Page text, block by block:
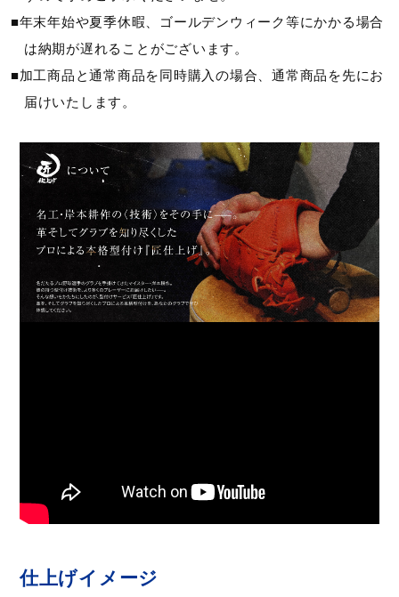
■年末年始や夏季休暇、ゴールデンウィーク等にかかる場合
は納期が遅れることがございます。
■加工商品と通常商品を同時購入の場合、通常商品を先にお
届けいたします。
仕上げイメージ